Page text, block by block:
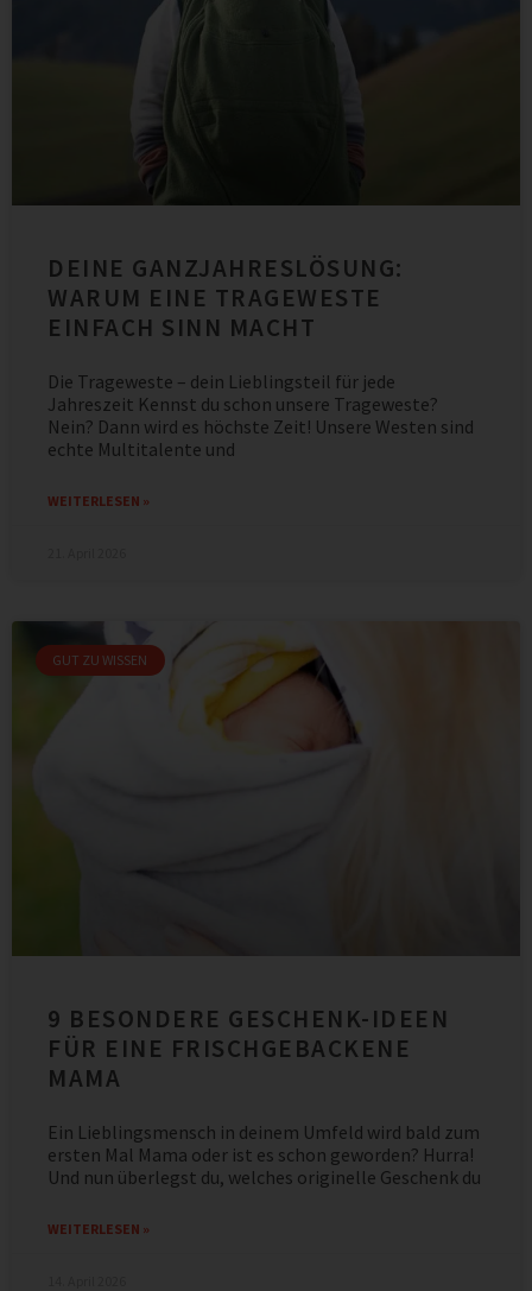
DEINE GANZJAHRESLÖSUNG:
WARUM EINE TRAGEWESTE
EINFACH SINN MACHT
Die Trageweste – dein Lieblingsteil für jede
Jahreszeit Kennst du schon unsere Trageweste?
Nein? Dann wird es höchste Zeit! Unsere Westen sind
echte Multitalente und
WEITERLESEN »
GUT ZU WISSEN
9 BESONDERE GESCHENK-IDEEN
FÜR EINE FRISCHGEBACKENE
MAMA
Ein Lieblingsmensch in deinem Umfeld wird bald zum
ersten Mal Mama oder ist es schon geworden? Hurra!
Und nun überlegst du, welches originelle Geschenk du
WEITERLESEN »